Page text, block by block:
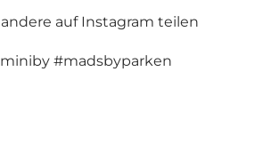
andere auf Instagram teilen
#madsbyparken